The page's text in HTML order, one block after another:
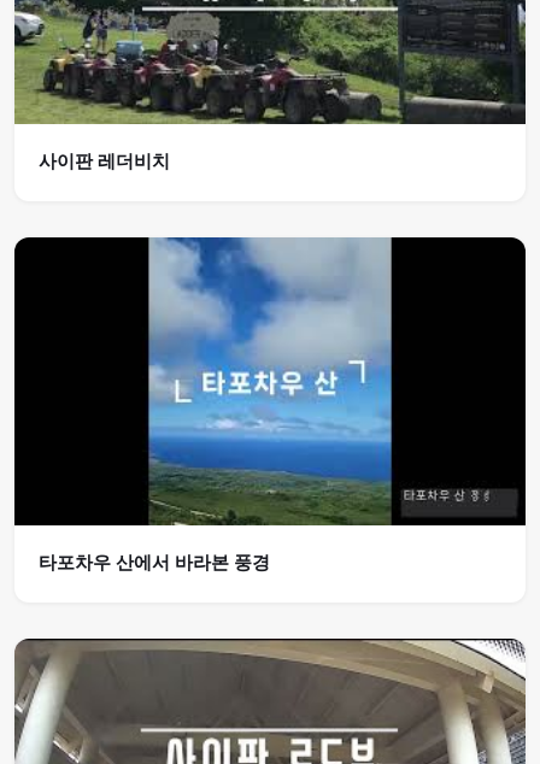
사이판 레더비치
타포차우 산에서 바라본 풍경